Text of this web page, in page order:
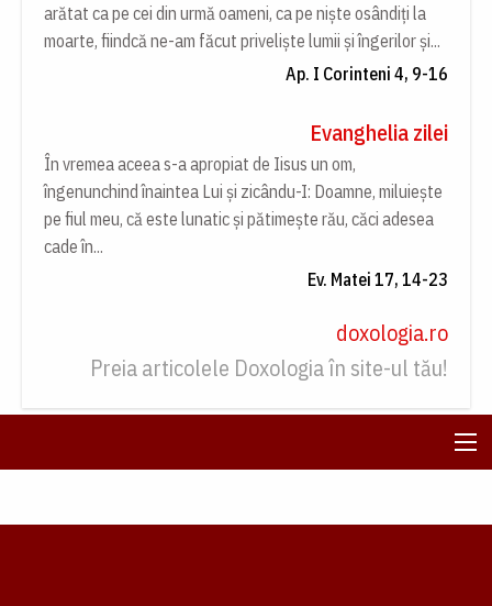
arătat ca pe cei din urmă oameni, ca pe niște osândiți la
moarte, fiindcă ne-am făcut priveliște lumii și îngerilor și...
Ap. I Corinteni 4, 9-16
Evanghelia zilei
În vremea aceea s-a apropiat de Iisus un om,
îngenunchind înaintea Lui și zicându-I: Doamne, miluiește
pe fiul meu, că este lunatic și pătimește rău, căci adesea
cade în...
Ev. Matei 17, 14-23
doxologia.ro
Preia articolele Doxologia în site-ul tău!